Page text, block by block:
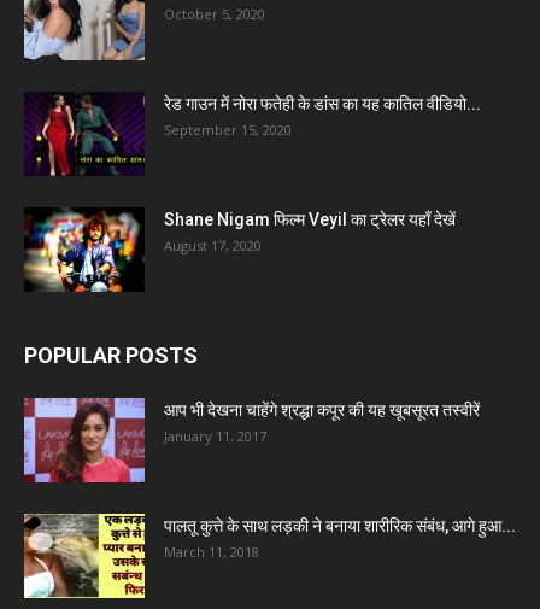
October 5, 2020
रेड गाउन में नोरा फतेही के डांस का यह कातिल वीडियो...
September 15, 2020
Shane Nigam फिल्म Veyil का ट्रेलर यहाँ देखें
August 17, 2020
POPULAR POSTS
आप भी देखना चाहेंगे श्रद्धा कपूर की यह खूबसूरत तस्वीरें
January 11, 2017
पालतू कुत्ते के साथ लड़की ने बनाया शारीरिक संबंध, आगे हुआ...
March 11, 2018